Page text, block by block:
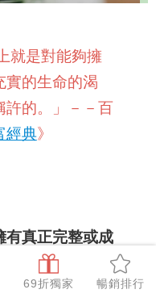
69折獨家 暢銷排行
就是對能夠擁
實的生命的渴
許的。」－－百
經典》
有真正完整或成
類一切進步的基